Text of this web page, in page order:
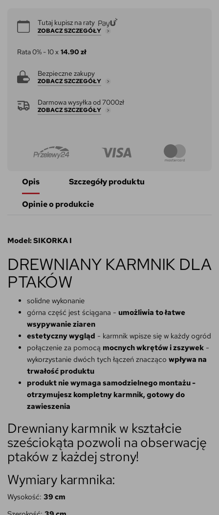
Tutaj kupisz na raty
ZOBACZ SZCZEGÓŁY
Rata 0% - 10 x 14.90 zł
Bezpieczne zakupy
ZOBACZ SZCZEGÓŁY
Darmowa wysyłka od 7000zł
ZOBACZ SZCZEGÓŁY
Opis Szczegóły produktu
Opinie o produkcie
Model: SIKORKA I
DREWNIANY KARMNIK DLA
PTAKÓW
solidne wykonanie
górna część jest ściągana - umożliwia to łatwe
wsypywanie ziaren
estetyczny wygląd - karmnik wpisze się w każdy ogród
połączenie za pomocą mocnych wkrętów i zszywek -
wykorzystanie dwóch tych łączeń znacząco wpływa na
trwałość produktu
produkt nie wymaga samodzielnego montażu -
otrzymujesz kompletny karmnik, gotowy do
zawieszenia
Drewniany karmnik w kształcie
sześciokąta pozwoli na obserwację
ptaków z każdej strony!
Wymiary karmnika:
Wysokość: 39 cm